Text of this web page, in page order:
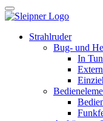
Strahlruder
Bug- und
In